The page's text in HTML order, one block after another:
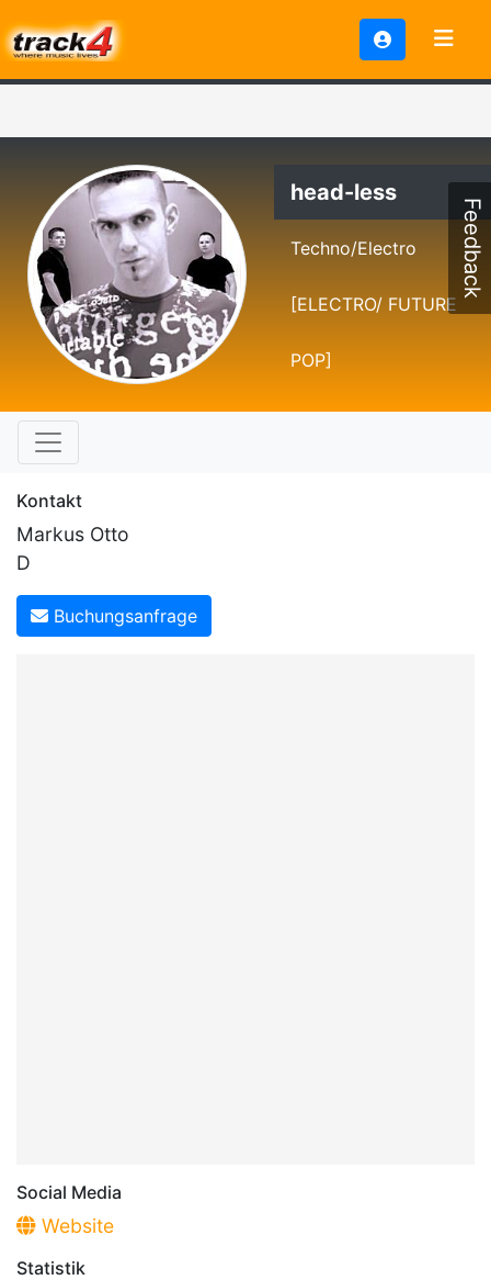
head-less
Techno/Electro
[ELECTRO/ FUTURE
POP]
Kontakt
Markus Otto
D
Buchungsanfrage
Social Media
Website
Statistik
Feedback